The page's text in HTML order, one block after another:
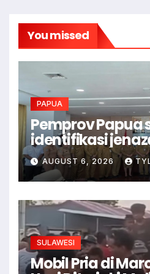
You missed
PAPUA
Pemprov Papua
identifikasi
II AUGUST 6, 2026
SULAWESI
Mobil Pria di